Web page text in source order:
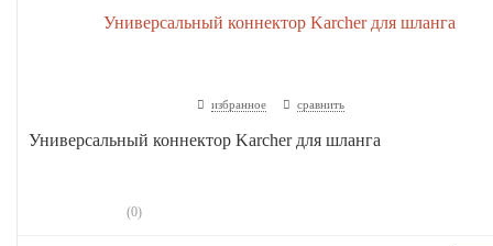
избранное сравнить
Универсальный коннектор Karcher для шланга
(0)